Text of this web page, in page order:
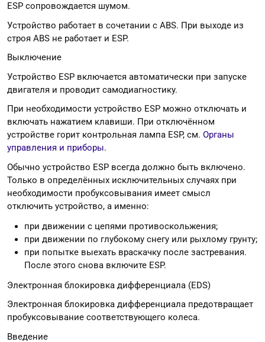
ESP сопровождается шумом.
Устройство работает в сочетании с ABS. При выходе из
строя ABS не работает и ESP.
Выключение
Устройство ESP включается автоматически при запуске
двигателя и проводит самодиагностику.
При необходимости устройство ESP можно отключать и
включать нажатием клавиши. При отключённом
устройстве горит контрольная лампа ESP, см. Органы
управления и приборы.
Обычно устройство ESP всегда должно быть включено.
Только в определённых исключительных случаях при
необходимости пробуксовывания имеет смысл
отключить устройство, а именно:
при движении с цепями противоскольжения;
при движении по глубокому снегу или рыхлому грунту;
при попытке выехать враскачку после застревания.
После этого снова включите ESP.
Электронная блокировка дифференциала (EDS)
Электронная блокировка дифференциала предотвращает
пробуксовывание соответствующего колеса.
Введение